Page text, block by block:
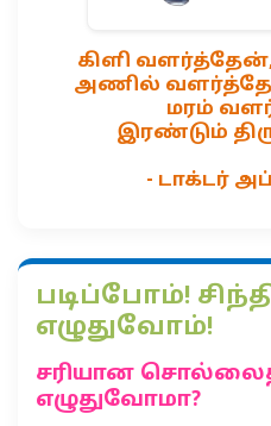
கிளி
அணில்
மரம்
இரண்டும்
- டாக்டர்
படிப்போம்!
எழுதுவோம்!
சரியான சொல்லைத்
எழுதுவோமா?